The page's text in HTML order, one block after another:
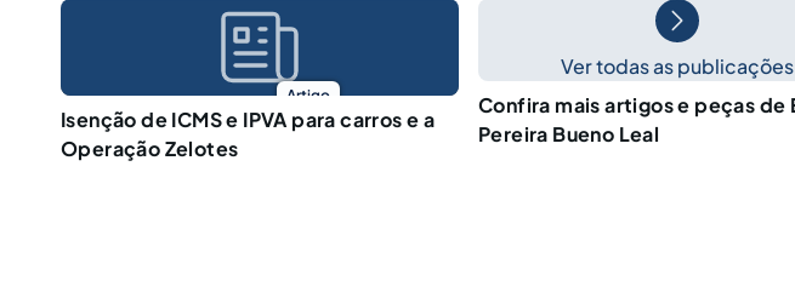
Artigo
Isenção de ICMS e IPVA para carros e a
Operação Zelotes
Ver todas as publicações
Confira mais artigos e peças de
Pereira Bueno Leal